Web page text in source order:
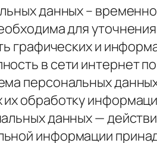
данных –
для
графических и
в сети интернет
персональных
обработку
данных —
информации